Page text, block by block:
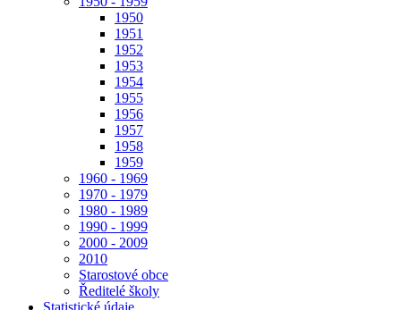
1950
1951
1952
1953
1954
1955
1956
1957
1958
1959
1960 - 1969
1970 - 1979
1980 - 1989
1990 - 1999
2000 - 2009
2010
Starostové obce
Ředitelé školy